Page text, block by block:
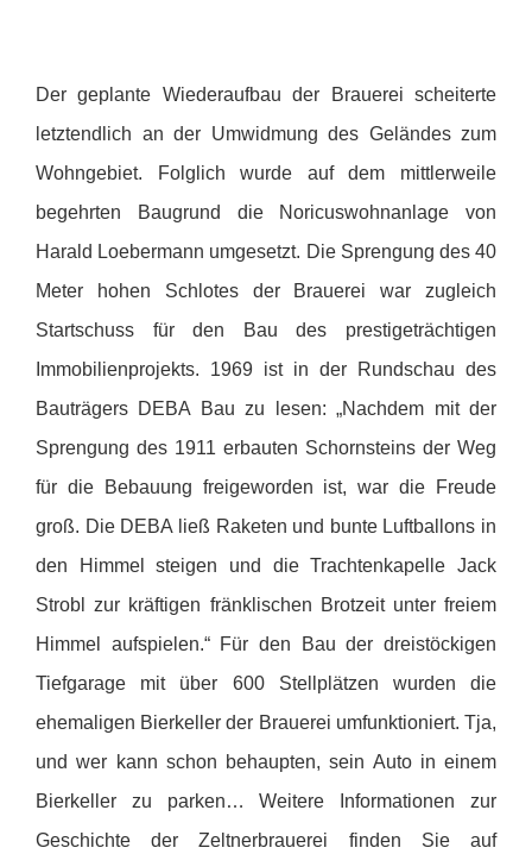
Der geplante Wiederaufbau der Brauerei scheiterte
letztendlich an der Umwidmung des Geländes zum
Wohngebiet. Folglich wurde auf dem mittlerweile
begehrten Baugrund die Noricuswohnanlage von
Harald Loebermann umgesetzt. Die Sprengung des 40
Meter hohen Schlotes der Brauerei war zugleich
Startschuss für den Bau des prestigeträchtigen
Immobilienprojekts. 1969 ist in der Rundschau des
Bauträgers DEBA Bau zu lesen: „Nachdem mit der
Sprengung des 1911 erbauten Schornsteins der Weg
für die Bebauung freigeworden ist, war die Freude
groß. Die DEBA ließ Raketen und bunte Luftballons in
den Himmel steigen und die Trachtenkapelle Jack
Strobl zur kräftigen fränklischen Brotzeit unter freiem
Himmel aufspielen.“ Für den Bau der dreistöckigen
Tiefgarage mit über 600 Stellplätzen wurden die
ehemaligen Bierkeller der Brauerei umfunktioniert. Tja,
und wer kann schon behaupten, sein Auto in einem
Bierkeller zu parken… Weitere Informationen zur
Geschichte der Zeltnerbrauerei finden Sie auf